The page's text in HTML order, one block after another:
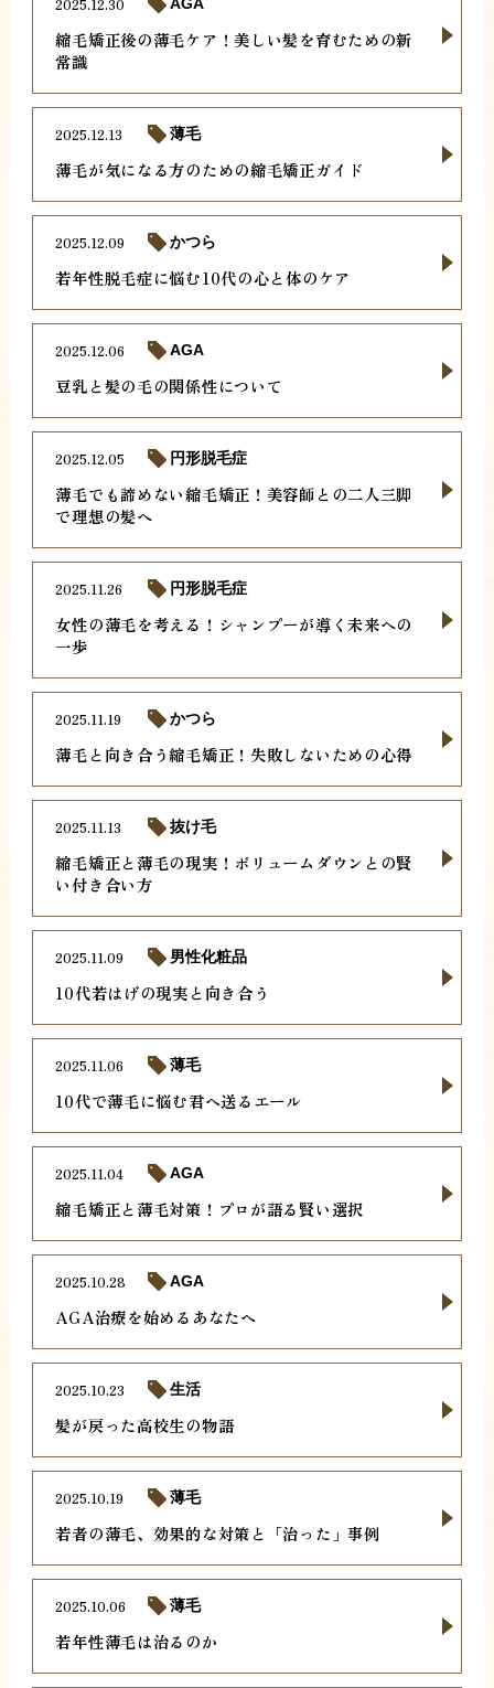
縮毛矯正後の薄毛ケア！美しい髪を育むための新
常識
2025.12.30 AGA
薄毛が気になる方のための縮毛矯正ガイド
2025.12.13 薄毛
若年性脱毛症に悩む10代の心と体のケア
2025.12.09 かつら
豆乳と髪の毛の関係性について
2025.12.06 AGA
薄毛でも諦めない縮毛矯正！美容師との二人三脚
で理想の髪へ
2025.12.05 円形脱毛症
女性の薄毛を考える！シャンプーが導く未来への
一歩
2025.11.26 円形脱毛症
薄毛と向き合う縮毛矯正！失敗しないための心得
2025.11.19 かつら
縮毛矯正と薄毛の現実！ボリュームダウンとの賢
い付き合い方
2025.11.13 抜け毛
10代若はげの現実と向き合う
2025.11.09 男性化粧品
10代で薄毛に悩む君へ送るエール
2025.11.06 薄毛
縮毛矯正と薄毛対策！プロが語る賢い選択
2025.11.04 AGA
AGA治療を始めるあなたへ
2025.10.28 AGA
髪が戻った高校生の物語
2025.10.23 生活
若者の薄毛、効果的な対策と「治った」事例
2025.10.19 薄毛
若年性薄毛は治るのか
2025.10.06 薄毛